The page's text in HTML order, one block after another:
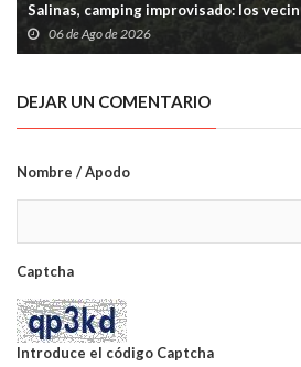
Salinas, camping improvisado: los
06 de Ago de 2026
DEJAR UN COMENTARIO
Nombre / Apodo
Captcha
Introduce el código Captcha